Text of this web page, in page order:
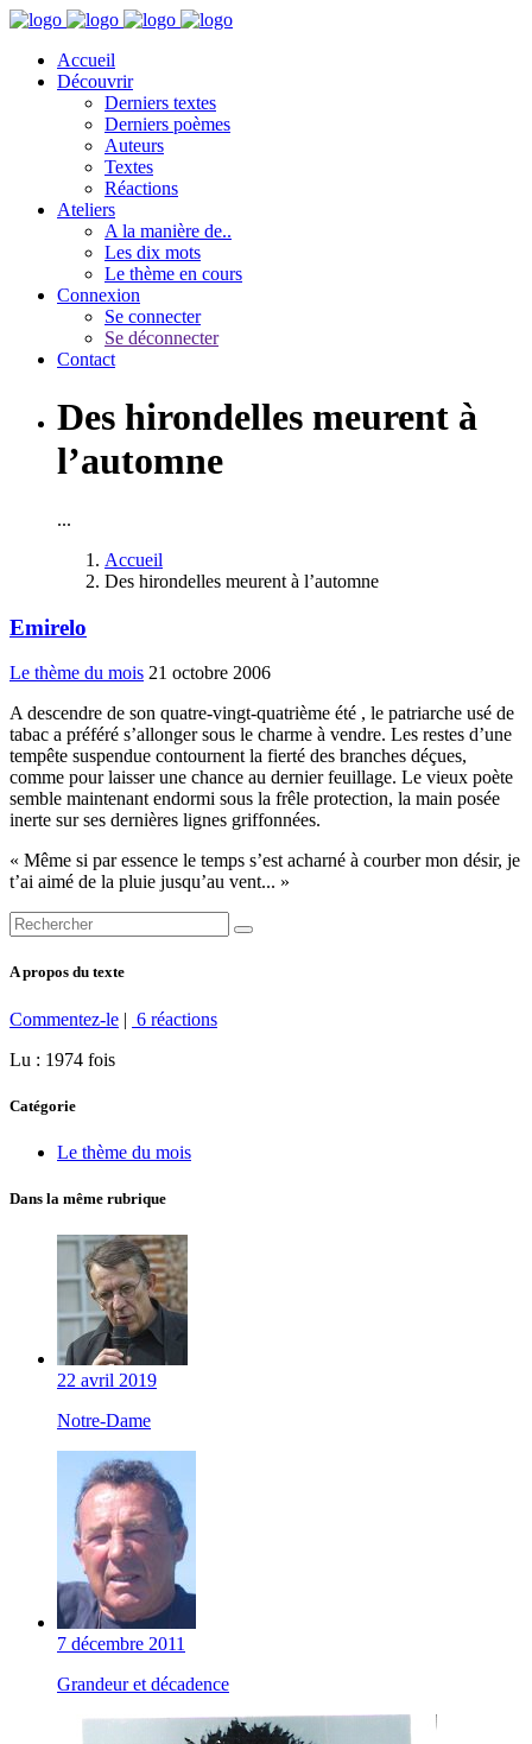
Accueil
Découvrir
Derniers textes
Derniers poèmes
Auteurs
Textes
Réactions
Ateliers
A la manière de..
Les dix mots
Le thème en cours
Connexion
Se connecter
Se déconnecter
Contact
Des hirondelles meurent à
l’automne
...
Accueil
Des hirondelles meurent à l’automne
Emirelo
Le thème du mois 21 octobre 2006
A descendre de son quatre-vingt-quatrième été , le patriarche usé de
tabac a préféré s’allonger sous le charme à vendre. Les restes d’une
tempête suspendue contournent la fierté des branches déçues,
comme pour laisser une chance au dernier feuillage. Le vieux poète
semble maintenant endormi sous la frêle protection, la main posée
inerte sur ses dernières lignes griffonnées.
« Même si par essence le temps s’est acharné à courber mon désir, je
t’ai aimé de la pluie jusqu’au vent... »
A propos du texte
Commentez-le | 6 réactions
Lu : 1974 fois
Catégorie
Le thème du mois
Dans la même rubrique
22 avril 2019
Notre-Dame
7 décembre 2011
Grandeur et décadence